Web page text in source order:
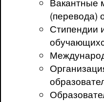
(перевода)
Стипендии